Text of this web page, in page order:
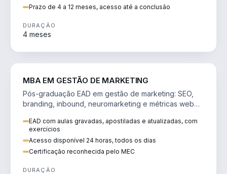
Prazo de 4 a 12 meses, acesso até a conclusão
DURAÇÃO
4 meses
MBA EM GESTÃO DE MARKETING
Pós-graduação EAD em gestão de marketing: SEO,
branding, inbound, neuromarketing e métricas web
EAD com aulas gravadas, apostiladas e atualizadas, com
exercícios
Acesso disponível 24 horas, todos os dias
Certificação reconhecida pelo MEC
DURAÇÃO